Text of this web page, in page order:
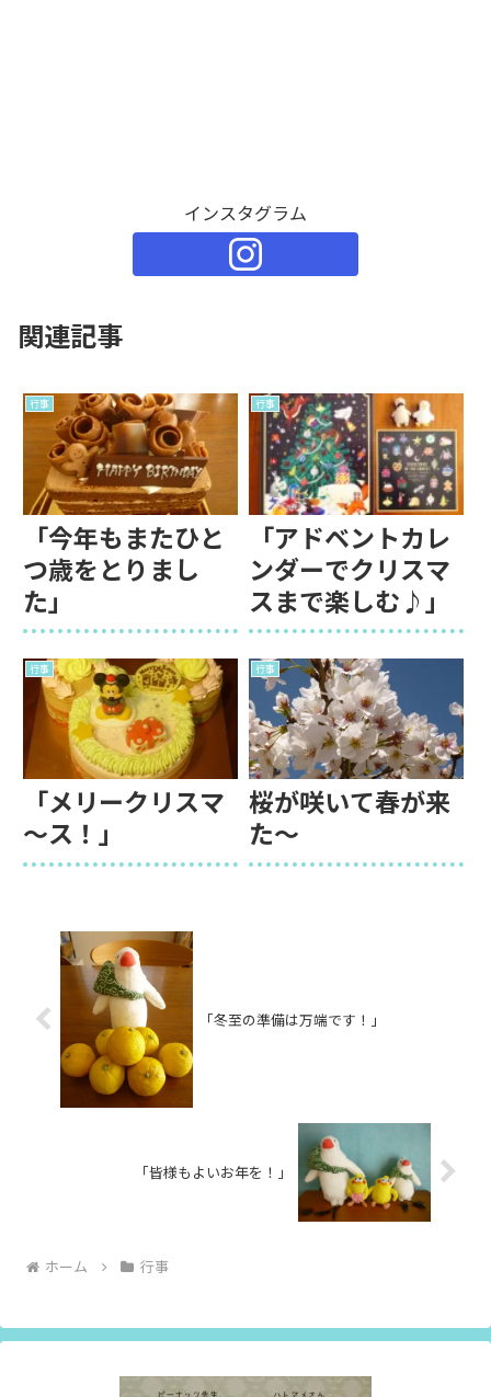
インスタグラム
関連記事
行事
「今年もまたひと
つ歳をとりまし
た」
行事
「アドベントカレ
ンダーでクリスマ
スまで楽しむ♪」
行事
「メリークリスマ
～ス！」
行事
桜が咲いて春が来
た～
「冬至の準備は万端です！」
「皆様もよいお年を！」
ホーム 行事